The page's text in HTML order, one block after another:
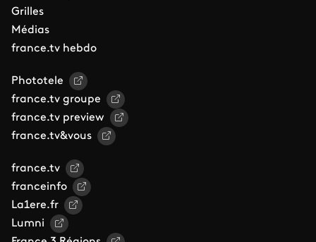
Grilles
Médias
france.tv hebdo
Phototele
france.tv groupe
france.tv preview
france.tv&vous
france.tv
franceinfo
La1ere.fr
Lumni